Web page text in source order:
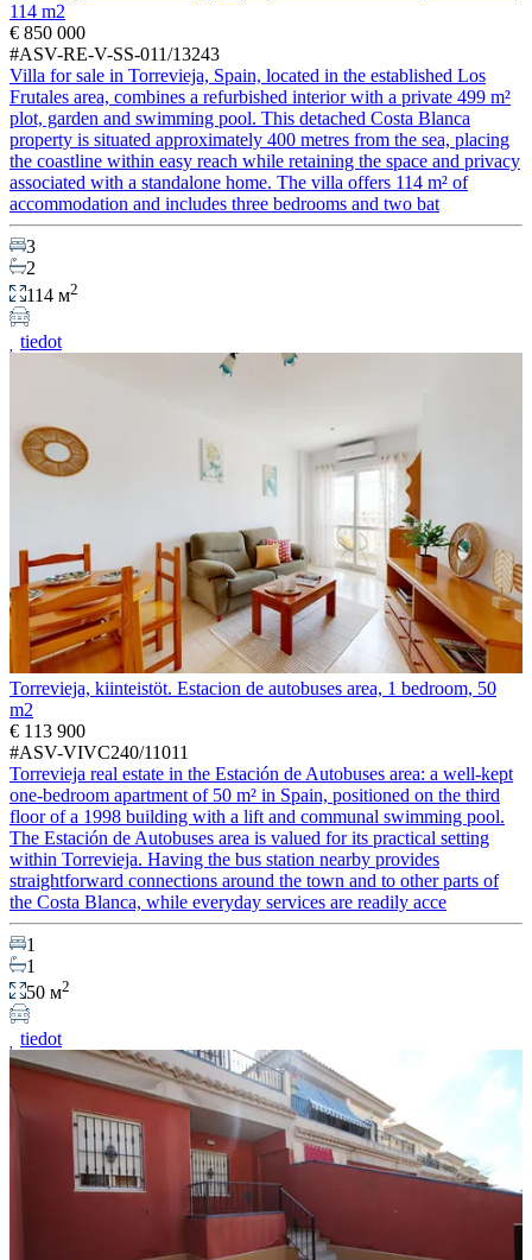
114 m2
€ 850 000
#ASV-RE-V-SS-011/13243
Villa for sale in Torrevieja, Spain, located in the established Los
Frutales area, combines a refurbished interior with a private 499 m²
plot, garden and swimming pool. This detached Costa Blanca
property is situated approximately 400 metres from the sea, placing
the coastline within easy reach while retaining the space and privacy
associated with a standalone home. The villa offers 114 m² of
accommodation and includes three bedrooms and two bat
3
2
114 м2
tiedot
Torrevieja, kiinteistöt. Estacion de autobuses area, 1 bedroom, 50
m2
€ 113 900
#ASV-VIVC240/11011
Torrevieja real estate in the Estación de Autobuses area: a well-kept
one-bedroom apartment of 50 m² in Spain, positioned on the third
floor of a 1998 building with a lift and communal swimming pool.
The Estación de Autobuses area is valued for its practical setting
within Torrevieja. Having the bus station nearby provides
straightforward connections around the town and to other parts of
the Costa Blanca, while everyday services are readily acce
1
1
50 м2
tiedot